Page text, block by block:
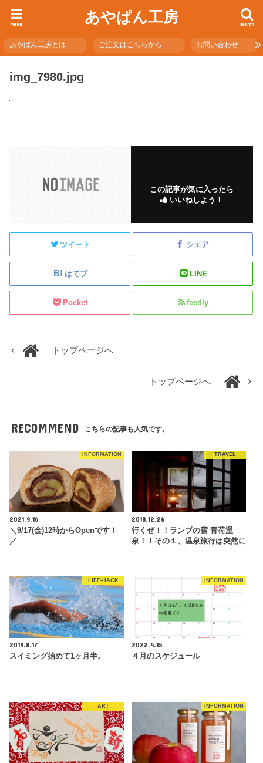
あやぱん工房 search
menu
あやぱん工房とは ご注文はこちらから お問い合わせ
img_7980.jpg
この記事が気に入ったら
いいねしよう！
ツイート シェア
はてブ LINE
Pocket feedly
トップページへ
トップページへ
RECOMMEND こちらの記事も人気です。
INFORMATION
2021.9.16
＼9/17(金)12時からOpenです！
／
TRAVEL
2018.12.26
行くぜ！！ランプの宿 青荷温
泉！！その１、温泉旅行は突然に
LIFE-HACK
2019.8.17
スイミング始めて1ヶ月半。
INFORMATION
2022.4.15
４月のスケジュール
ART INFORMATION